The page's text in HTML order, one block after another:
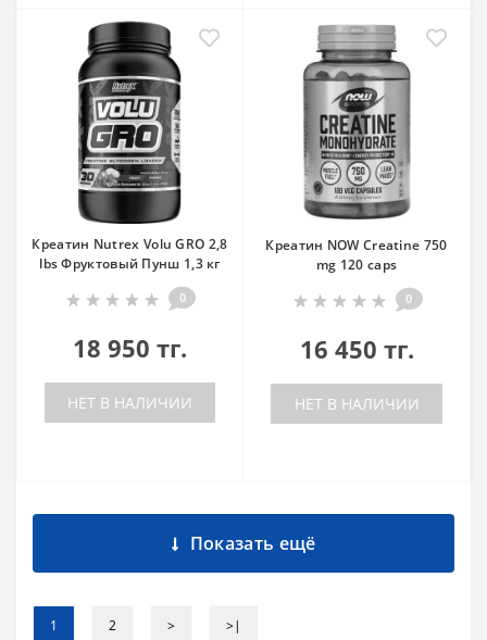
Креатин Nutrex Volu GRO 2,8
lbs Фруктовый Пунш 1,3 кг
0
18 950 тг.
НЕТ В НАЛИЧИИ
Креатин NOW Creatine 750
mg 120 caps
0
16 450 тг.
НЕТ В НАЛИЧИИ
Показать ещё
1 2 > >|